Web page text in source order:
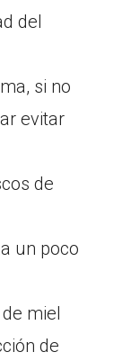
del
si no
evitar
de
un poco
miel
de